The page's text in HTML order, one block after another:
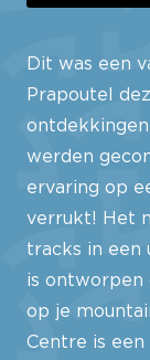
Dit was een
Prapoutel
werden
ervaring op
verrukt! Het
tracks in een
is ontworpen
op je
Centre is